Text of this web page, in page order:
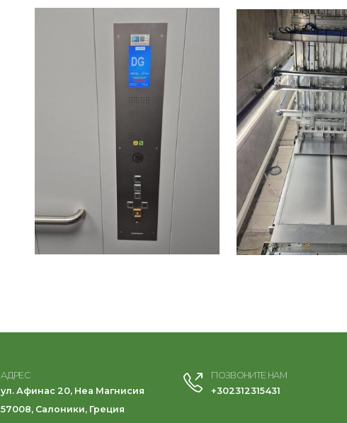
АДРЕС
ул. Афинас 20, Неа Магнисия
57008, Салоники, Греция
ПОЗВОНИТЕ НАМ
+302312315431